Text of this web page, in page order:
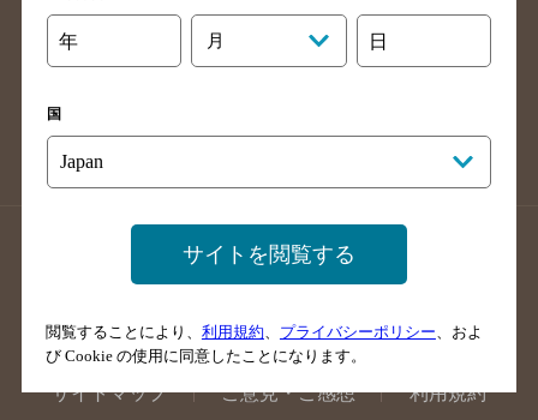
高知県のバー検索
福岡県のバー検索
長崎県のバー検索
佐賀県のバー検索
店舗登録方法のご案内
店舗情報更新方法のご案内
掲載店舗様ログイン
サイトマップ ご意見・ご感想 利用規約
年 月 日
国
サイトを閲覧する
閲覧することにより、 利用規約 プライバシーポリシー 、およ
び Cookie の使用に同意したことになります。